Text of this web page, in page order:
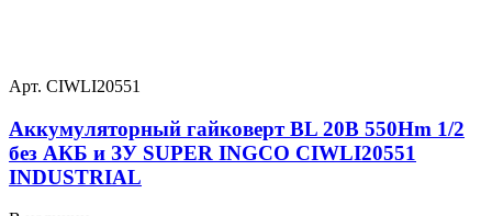
Арт. CIWLI20551
Аккумуляторный гайковерт BL 20В 550Hm 1/2
без АКБ и ЗУ SUPER INGCO CIWLI20551
INDUSTRIAL